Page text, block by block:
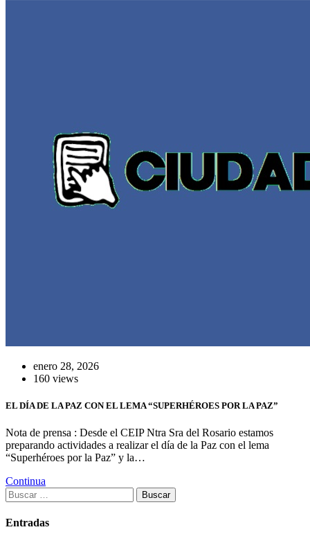
enero 28, 2026
160 views
EL DÍA DE LA PAZ CON EL LEMA “SUPERHÉROES POR LA PAZ”
Nota de prensa : Desde el CEIP Ntra Sra del Rosario estamos
preparando actividades a realizar el día de la Paz con el lema
“Superhéroes por la Paz” y la…
Continua
Buscar:
Entradas